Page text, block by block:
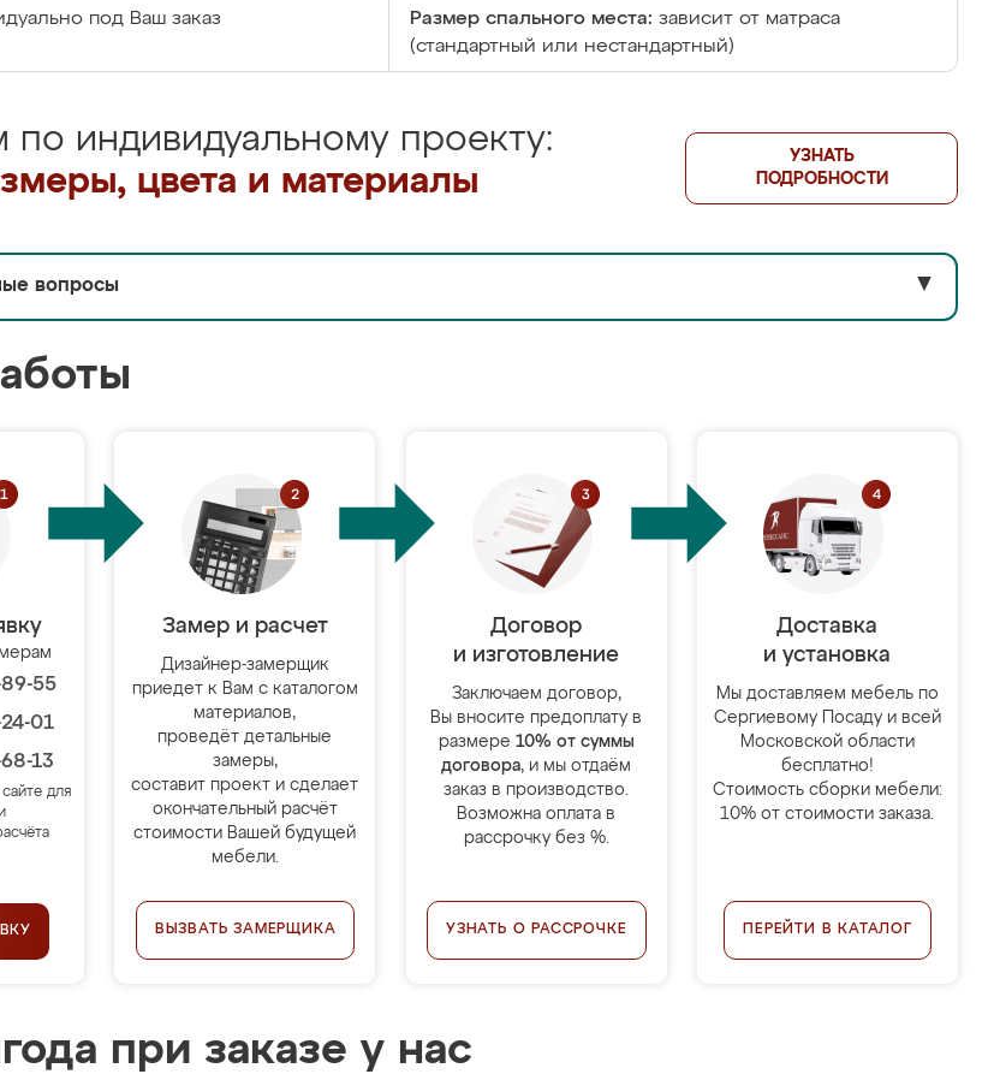
под Ваш заказ Размер спального места: зависит от матраса
(стандартный или нестандартный)
по индивидуальному проекту:
цвета и материалы
УЗНАТЬ
ПОДРОБНОСТИ
вопросы ▼
55
01
13
сайте для
Замер и расчет
Дизайнер-замерщик
приедет к Вам с каталогом
материалов,
проведёт детальные
замеры,
составит проект и сделает
окончательный расчёт
стоимости Вашей будущей
мебели.
ВЫЗВАТЬ ЗАМЕРЩИКА
Договор
и изготовление
Заключаем договор,
Вы вносите предоплату в
размере 10% от суммы
договора, и мы отдаём
заказ в производство.
Возможна оплата в
рассрочку без %.
УЗНАТЬ О РАССРОЧКЕ
Доставка
и установка
Мы доставляем мебель по
Сергиевому Посаду и всей
Московской области
бесплатно!
Стоимость сборки мебели:
10% от стоимости заказа.
ПЕРЕЙТИ В КАТАЛОГ
при заказе у нас